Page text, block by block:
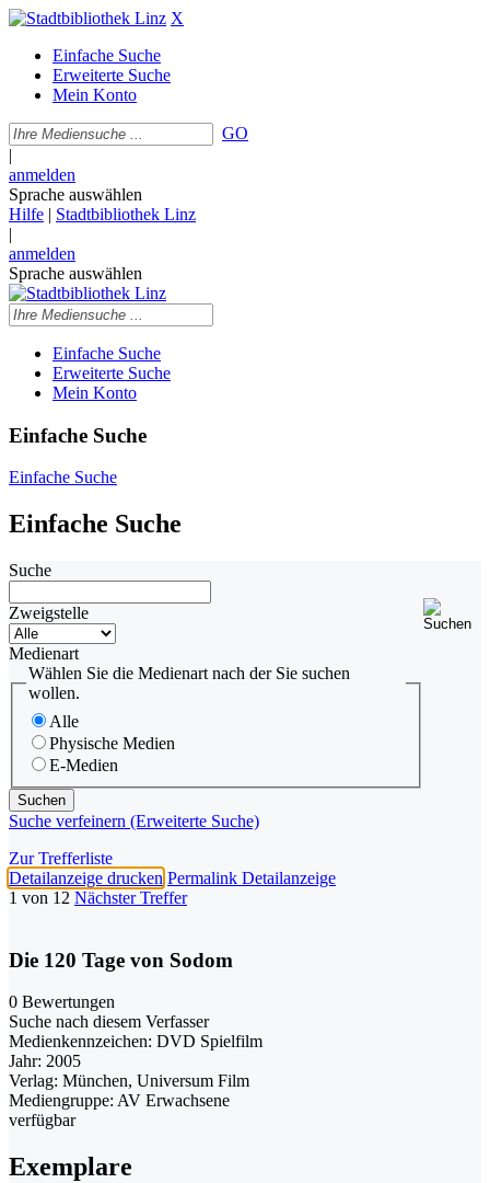
X
Einfache Suche
Erweiterte Suche
Mein Konto
GO
|
anmelden
Sprache auswählen
Hilfe | Stadtbibliothek Linz
|
anmelden
Sprache auswählen
Einfache Suche
Erweiterte Suche
Mein Konto
Einfache Suche
Einfache Suche
Einfache Suche
Suche
Zweigstelle
Medienart
Wählen Sie die Medienart nach der Sie suchen
wollen.
Alle
Physische Medien
E-Medien
Suche verfeinern (Erweiterte Suche)
Zur Trefferliste
Detailanzeige drucken Permalink Detailanzeige
1 von 12 Nächster Treffer
Die 120 Tage von Sodom
0 Bewertungen
Suche nach diesem Verfasser
Medienkennzeichen: DVD Spielfilm
Jahr: 2005
Verlag: München, Universum Film
Mediengruppe: AV Erwachsene
verfügbar
Exemplare